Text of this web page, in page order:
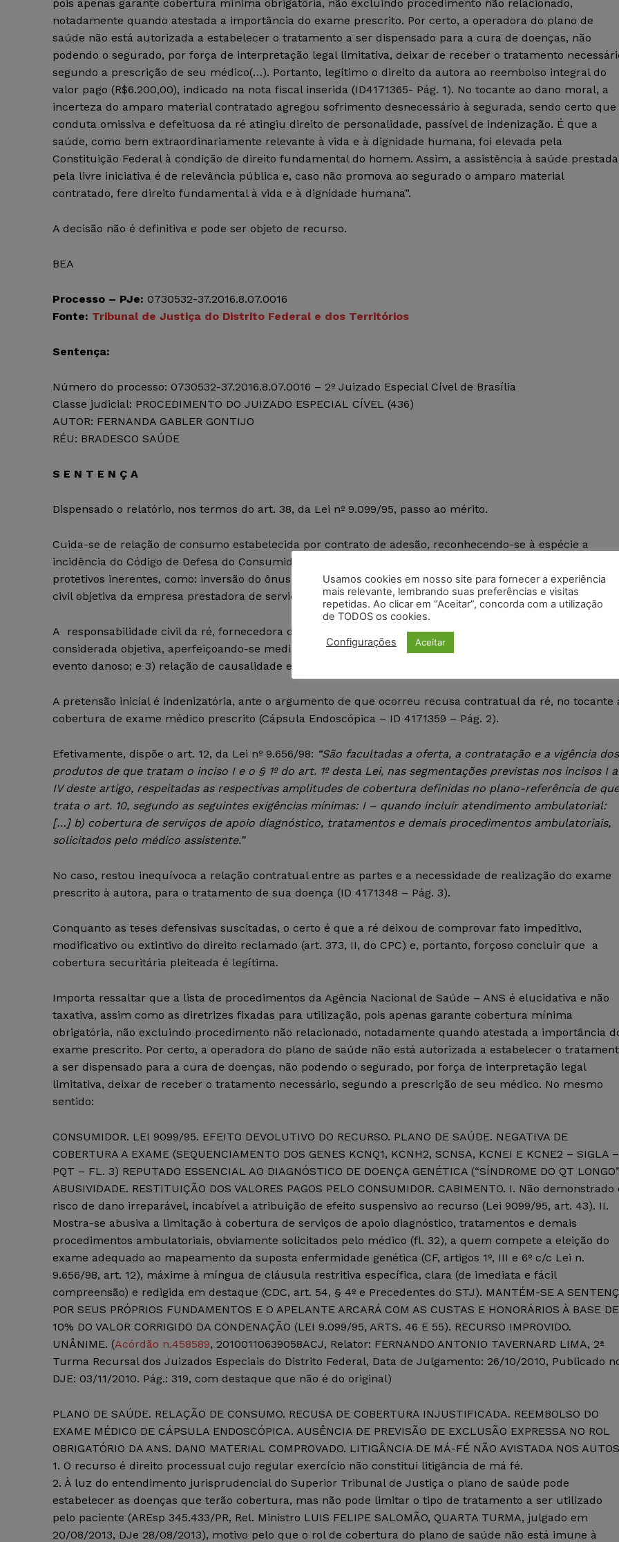
pois apenas garante cobertura mínima obrigatória, não excluindo procedimento não relacionado,
notadamente quando atestada a importância do exame prescrito. Por certo, a operadora do plano de
saúde não está autorizada a estabelecer o tratamento a ser dispensado para a cura de doenças, não
podendo o segurado, por força de interpretação legal limitativa, deixar de receber o tratamento
segundo a prescrição de seu médico(…). Portanto, legítimo o direito da autora ao reembolso integral do
valor pago (R$6.200,00), indicado na nota fiscal inserida (ID4171365- Pág. 1). No tocante ao dano moral, a
incerteza do amparo material contratado agregou sofrimento desnecessário à segurada, sendo certo que
conduta omissiva e defeituosa da ré atingiu direito de personalidade, passível de indenização. É que a
saúde, como bem extraordinariamente relevante à vida e à dignidade humana, foi elevada pela
Constituição Federal à condição de direito fundamental do homem. Assim, a assistência à saúde prestada
pela livre iniciativa é de relevância pública e, caso não promova ao segurado o amparo material
contratado, fere direito fundamental à vida e à dignidade humana”.
A decisão não é definitiva e pode ser objeto de recurso.
BEA
Processo – PJe: 0730532-37.2016.8.07.0016
Fonte: Tribunal de Justiça do Distrito Federal e dos Territórios
Sentença:
Número do processo: 0730532-37.2016.8.07.0016 – 2º Juizado Especial Cível de Brasília
Classe judicial: PROCEDIMENTO DO JUIZADO ESPECIAL CÍVEL (436)
AUTOR: FERNANDA GABLER GONTIJO
RÉU: BRADESCO SAÚDE
S E N T E N Ç A
Dispensado o relatório, nos termos do art. 38, da Lei nº 9.099/95, passo ao mérito.
Cuida-se de relação de consumo estabelecida por contrato de adesão, reconhecendo-se à espécie a
incidência do Código de Defesa do Consumidor (Súmula 469, do STJ), bem como das regras e princípios
protetivos inerentes, como: inversão do ônus da prova, plena reparação dos danos e a responsabilidade
civil objetiva da empresa prestadora de serviços (artigos 6º, VI e VIII e 14, “caput”, do CDC).
A responsabilidade civil da ré, fornecedora de serviços, independe da extensão da culpa porque é
considerada objetiva, aperfeiçoando-se mediante o concurso de três pressupostos: 1) defeito do serviço; 2)
evento danoso; e 3) relação de causalidade entre o defeito do serviço e o dano.
A pretensão inicial é indenizatória, ante o argumento de que ocorreu recusa contratual da ré, no tocante
cobertura de exame médico prescrito (Cápsula Endoscópica – ID 4171359 – Pág. 2).
Efetivamente, dispõe o art. 12, da Lei nº 9.656/98: “São facultadas a oferta, a contratação e a vigência dos
produtos de que tratam o inciso I e o § 1º do art. 1º desta Lei, nas segmentações previstas nos incisos I a
IV deste artigo, respeitadas as respectivas amplitudes de cobertura definidas no plano-referência de que
trata o art. 10, segundo as seguintes exigências mínimas: I – quando incluir atendimento ambulatorial:
[…] b) cobertura de serviços de apoio diagnóstico, tratamentos e demais procedimentos ambulatoriais,
solicitados pelo médico assistente.”
No caso, restou inequívoca a relação contratual entre as partes e a necessidade de realização do exame
prescrito à autora, para o tratamento de sua doença (ID 4171348 – Pág. 3).
Conquanto as teses defensivas suscitadas, o certo é que a ré deixou de comprovar fato impeditivo,
modificativo ou extintivo do direito reclamado (art. 373, II, do CPC) e, portanto, forçoso concluir que a
cobertura securitária pleiteada é legítima.
Importa ressaltar que a lista de procedimentos da Agência Nacional de Saúde – ANS é elucidativa e não
taxativa, assim como as diretrizes fixadas para utilização, pois apenas garante cobertura mínima
obrigatória, não excluindo procedimento não relacionado, notadamente quando atestada a importância
exame prescrito. Por certo, a operadora do plano de saúde não está autorizada a estabelecer o
a ser dispensado para a cura de doenças, não podendo o segurado, por força de interpretação legal
limitativa, deixar de receber o tratamento necessário, segundo a prescrição de seu médico. No mesmo
sentido:
CONSUMIDOR. LEI 9099/95. EFEITO DEVOLUTIVO DO RECURSO. PLANO DE SAÚDE. NEGATIVA DE
COBERTURA A EXAME (SEQUENCIAMENTO DOS GENES KCNQ1, KCNH2, SCNSA, KCNEI E KCNE2 – SIGLA –
PQT – FL. 3) REPUTADO ESSENCIAL AO DIAGNÓSTICO DE DOENÇA GENÉTICA (“SÍNDROME DO QT
ABUSIVIDADE. RESTITUIÇÃO DOS VALORES PAGOS PELO CONSUMIDOR. CABIMENTO. I. Não demonstrado
risco de dano irreparável, incabível a atribuição de efeito suspensivo ao recurso (Lei 9099/95, art. 43). II.
Mostra-se abusiva a limitação à cobertura de serviços de apoio diagnóstico, tratamentos e demais
procedimentos ambulatoriais, obviamente solicitados pelo médico (fl. 32), a quem compete a eleição do
exame adequado ao mapeamento da suposta enfermidade genética (CF, artigos 1º, III e 6º c/c Lei n.
9.656/98, art. 12), máxime à míngua de cláusula restritiva específica, clara (de imediata e fácil
compreensão) e redigida em destaque (CDC, art. 54, § 4º e Precedentes do STJ). MANTÉM-SE A
POR SEUS PRÓPRIOS FUNDAMENTOS E O APELANTE ARCARÁ COM AS CUSTAS E HONORÁRIOS À BASE DE
10% DO VALOR CORRIGIDO DA CONDENAÇÃO (LEI 9.099/95, ARTS. 46 E 55). RECURSO IMPROVIDO.
UNÂNIME. (Acórdão n.458589, 20100110639058ACJ, Relator: FERNANDO ANTONIO TAVERNARD LIMA, 2ª
Turma Recursal dos Juizados Especiais do Distrito Federal, Data de Julgamento: 26/10/2010, Publicado
DJE: 03/11/2010. Pág.: 319, com destaque que não é do original)
PLANO DE SAÚDE. RELAÇÃO DE CONSUMO. RECUSA DE COBERTURA INJUSTIFICADA. REEMBOLSO DO
EXAME MÉDICO DE CÁPSULA ENDOSCÓPICA. AUSÊNCIA DE PREVISÃO DE EXCLUSÃO EXPRESSA NO ROL
OBRIGATÓRIO DA ANS. DANO MATERIAL COMPROVADO. LITIGÂNCIA DE MÁ-FÉ NÃO AVISTADA NOS
1. O recurso é direito processual cujo regular exercício não constitui litigância de má fé.
2. À luz do entendimento jurisprudencial do Superior Tribunal de Justiça o plano de saúde pode
estabelecer as doenças que terão cobertura, mas não pode limitar o tipo de tratamento a ser utilizado
pelo paciente (AREsp 345.433/PR, Rel. Ministro LUIS FELIPE SALOMÃO, QUARTA TURMA, julgado em
20/08/2013, DJe 28/08/2013), motivo pelo que o rol de cobertura do plano de saúde não está imune à
Usamos cookies em nosso site para fornecer a experiência
mais relevante, lembrando suas preferências e visitas
repetidas. Ao clicar em “Aceitar”, concorda com a utilização
de TODOS os cookies.
Configurações Aceitar